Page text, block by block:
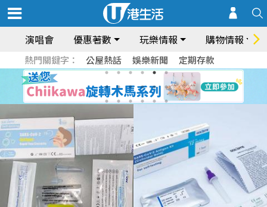
演唱會 優惠著數 玩樂情報 購物情報
熱門關鍵字： 公屋熱話 娛樂新聞 定期存款